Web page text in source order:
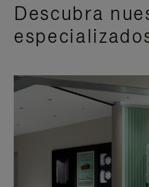
Descubra